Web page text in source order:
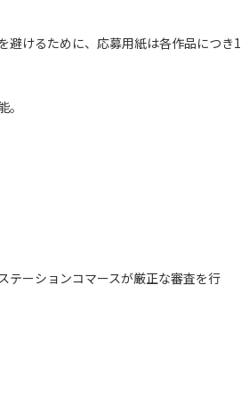
けるために、応募用紙は各作品につき1
テーションコマースが厳正な審査を行